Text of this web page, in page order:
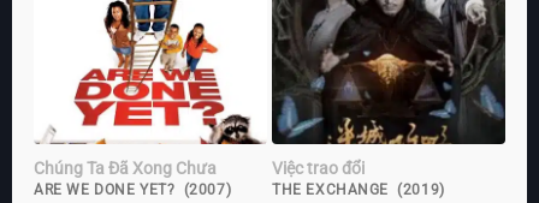
Chúng Ta Đã Xong Chưa
ARE WE DONE YET? (2007)
Việc trao đổi
THE EXCHANGE (2019)